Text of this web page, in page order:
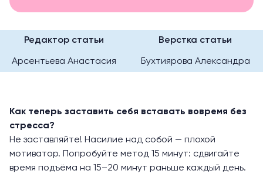
Редактор статьи Верстка статьи
Арсентьева Анастасия Бухтиярова Александра
Как теперь заставить себя вставать вовремя без
стресса?
Не заставляйте! Насилие над собой — плохой
мотиватор. Попробуйте метод 15 минут: сдвигайте
время подъёма на 15–20 минут раньше каждый день.